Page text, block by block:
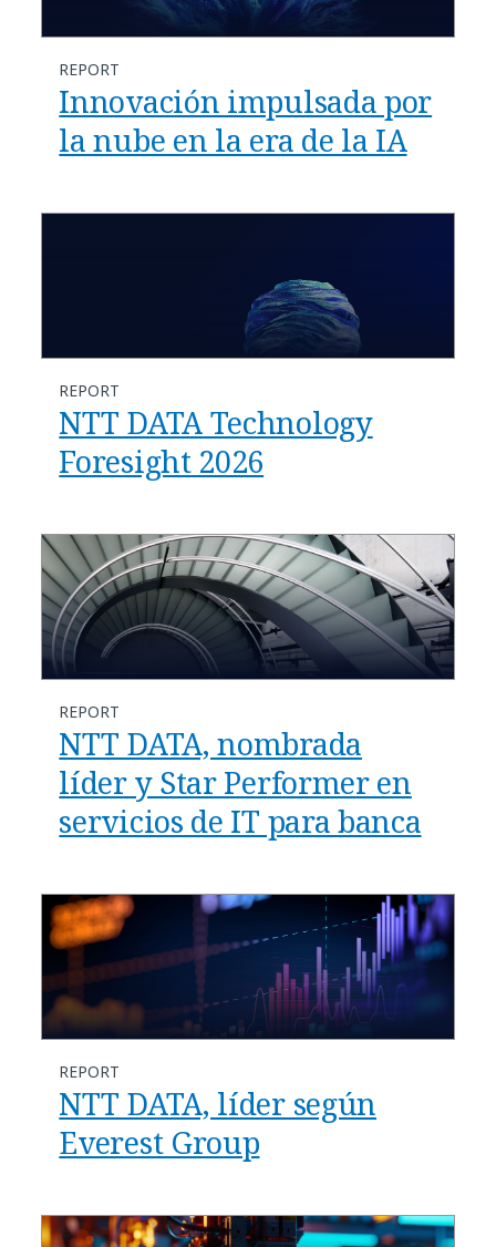
REPORT
Innovación impulsada por
la nube en la era de la IA
REPORT
NTT DATA Technology
Foresight 2026
REPORT
NTT DATA, nombrada
líder y Star Performer en
servicios de IT para banca
REPORT
NTT DATA, líder según
Everest Group